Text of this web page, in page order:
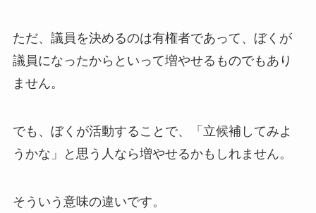
ただ、議員を決めるのは有権者であって、ぼくが
議員になったからといって増やせるものでもあり
ません。
でも、ぼくが活動することで、「立候補してみよ
うかな」と思う人なら増やせるかもしれません。
そういう意味の違いです。